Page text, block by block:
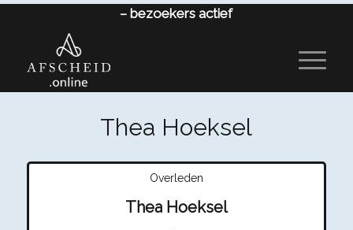
– bezoekers actief
Thea Hoeksel
Overleden
Thea Hoeksel